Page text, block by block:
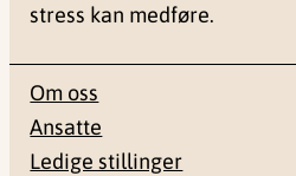
stress kan medføre.
Om oss
Ansatte
Ledige stillinger